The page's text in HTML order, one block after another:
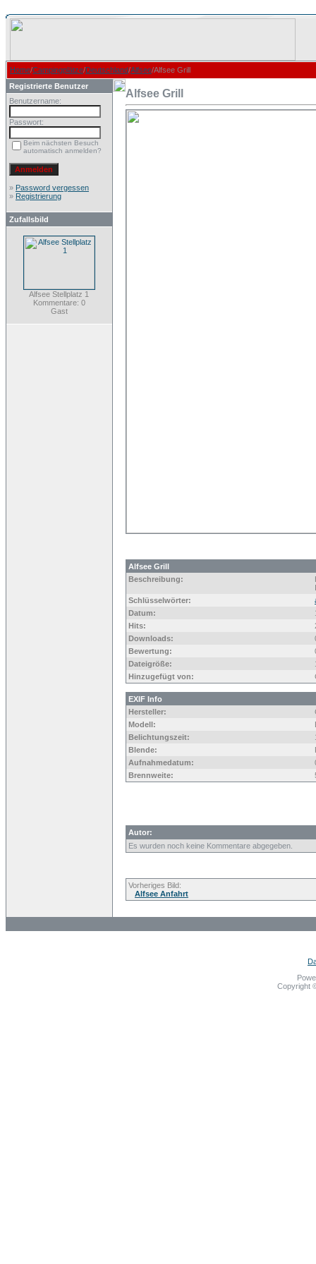
Home/Campingplätze/Deutschland/Alfsee/Alfsee Grill
Registrierte Benutzer
Benutzername:
Passwort:
Beim nächsten Besuch
automatisch anmelden?
» Password vergessen
» Registrierung
Zufallsbild
Alfsee Stellplatz 1
Kommentare: 0
Gast
Alfsee Grill
Alfsee Grill
Beschreibung:
Schlüsselwörter:
Datum:
Hits:
Downloads:
Bewertung:
Dateigröße:
Hinzugefügt von:
EXIF Info
Hersteller:
Modell:
Belichtungszeit:
Blende:
Aufnahmedatum:
Brennweite:
Autor:
Es wurden noch keine Kommentare abgegeben.
Vorheriges Bild:
Alfsee Anfahrt
Copyright